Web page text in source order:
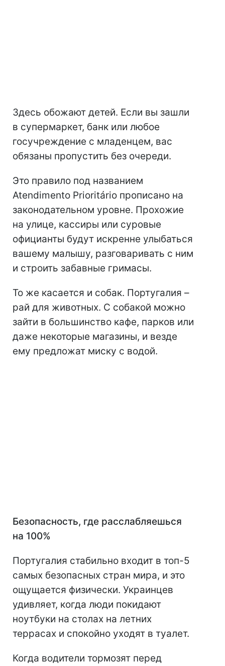
Здесь обожают детей. Если вы зашли
в супермаркет, банк или любое
госучреждение с младенцем, вас
обязаны пропустить без очереди.
Это правило под названием
Atendimento Prioritário прописано на
законодательном уровне. Прохожие
на улице, кассиры или суровые
официанты будут искренне улыбаться
вашему малышу, разговаривать с ним
и строить забавные гримасы.
То же касается и собак. Португалия –
рай для животных. С собакой можно
зайти в большинство кафе, парков или
даже некоторые магазины, и везде
ему предложат миску с водой.
Безопасность, где расслабляешься
на 100%
Португалия стабильно входит в топ-5
самых безопасных стран мира, и это
ощущается физически. Украинцев
удивляет, когда люди покидают
ноутбуки на столах на летних
террасах и спокойно уходят в туалет.
Когда водители тормозят перед